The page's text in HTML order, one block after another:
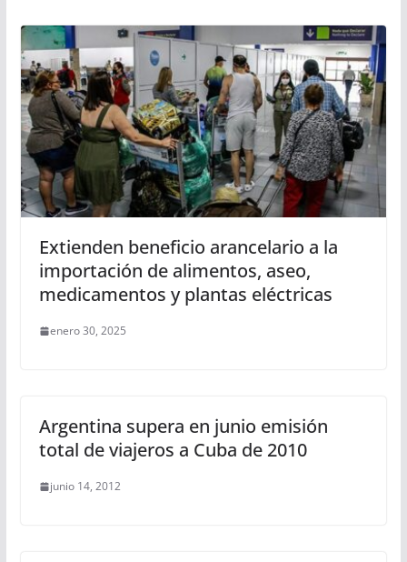
Extienden beneficio arancelario a la
importación de alimentos, aseo,
medicamentos y plantas eléctricas
enero 30, 2025
Argentina supera en junio emisión
total de viajeros a Cuba de 2010
junio 14, 2012